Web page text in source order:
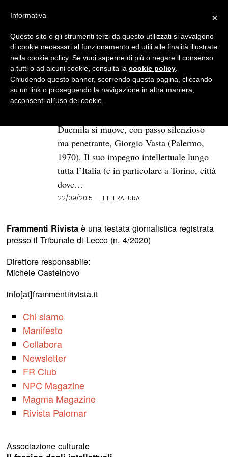
BROWSE TAG
Circolo dei lettori di Torino
Giorgio Vasta: il ’78, la forza del
linguaggio e la militanza ne «Il
tempo materiale»
Duemila si muove, con passo silenzioso
ma penetrante, Giorgio Vasta (Palermo,
1970). Il suo impegno intellettuale lungo
tutta l’Italia (e in particolare a Torino, città
dove…
22/09/2015 LETTERATURA
Frammenti Rivistaè una testata giornalistica registrata
presso il Tribunale di Lecco (n. 4/2020)
Direttore responsabile:
Michele Castelnovo
info[at]frammentirivista.it
Chi siamo
Manifesto
Collabora
Newsletter
FR Club
NPC Magazine
Magma Magazine
Rivista Palomar
Associazione culturale
×
Informativa
Questo sito o gli strumenti terzi da questo utilizzati si avvalgono
di cookie necessari al funzionamento ed utili alle finalità illustrate
nella cookie policy. Se vuoi saperne di più o negare il consenso
a tutti o ad alcuni cookie, consulta la cookie policy
Chiudendo questo banner, scorrendo questa pagina, cliccando
su un link o proseguendo la navigazione in altra maniera,
acconsenti all’uso dei cookie.